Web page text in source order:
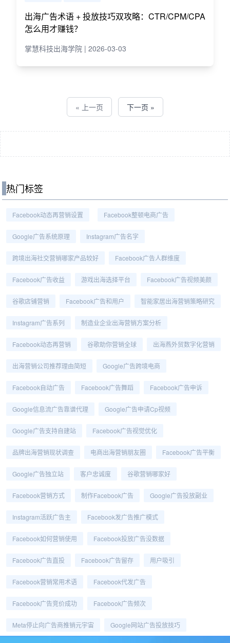
出海广告术语 + 投放技巧双攻略：CTR/CPM/CPA
怎么用才赚钱？
掌慧科技出海学院 | 2026-03-03
« 上一页 下一页 »
热门标签
Facebook动态再营销设置 Facebook整顿电商广告
Google广告系统原理 Instagram广告名字
跨境出海社交营销哪家产品较好 Facebook广告人群维度
Facebook广告收益 游戏出海选择平台 Facebook广告视频美颜
谷歌店铺营销 Facebook广告和用户 智能家居出海营销策略研究
Instagram广告系列 制造业企业出海营销方案分析
Facebook动态再营销 谷歌助你营销全球 出海燕外贸数字化营销
出海营销公司推荐理由简短 Google广告跨境电商
Facebook自动广告 Facebook广告舞蹈 Facebook广告申诉
Google信息流广告靠谱代理 Google广告申请cp视频
Google广告支持自建站 Facebook广告视觉优化
品牌出海营销现状调查 电商出海营销朋友圈 Facebook广告平衡
Google广告独立站 客户忠诚度 谷歌营销哪家好
Facebook营销方式 制作Facebook广告 Google广告投放副业
Instagram活跃广告主 Facebook发广告推广模式
Facebook如何营销使用 Facebook投放广告没数据
Facebook广告直投 Facebook广告留存 用户吸引
Facebook营销常用术语 Facebook代发广告
Facebook广告竞价成功 Facebook广告频次
Meta停止向广告商推销元宇宙 Google网站广告投放技巧